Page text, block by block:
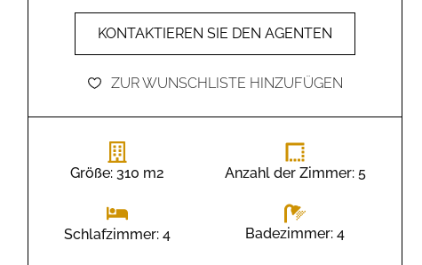
KONTAKTIEREN SIE DEN AGENTEN
ZUR WUNSCHLISTE HINZUFÜGEN
Größe: 310 m2 Anzahl der Zimmer: 5
Schlafzimmer: 4 Badezimmer: 4